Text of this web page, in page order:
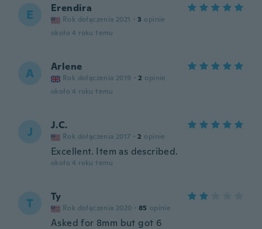
E Erendira
Rok dołączenia 2021 · 3 opinie
około 4 roku temu
A Arlene
Rok dołączenia 2019 · 2 opinie
około 4 roku temu
J J.C.
Rok dołączenia 2017 · 2 opinie
Excellent. Item as described.
około 4 roku temu
T Ty
Rok dołączenia 2020 · 85 opinie
Asked for 8mm but got 6